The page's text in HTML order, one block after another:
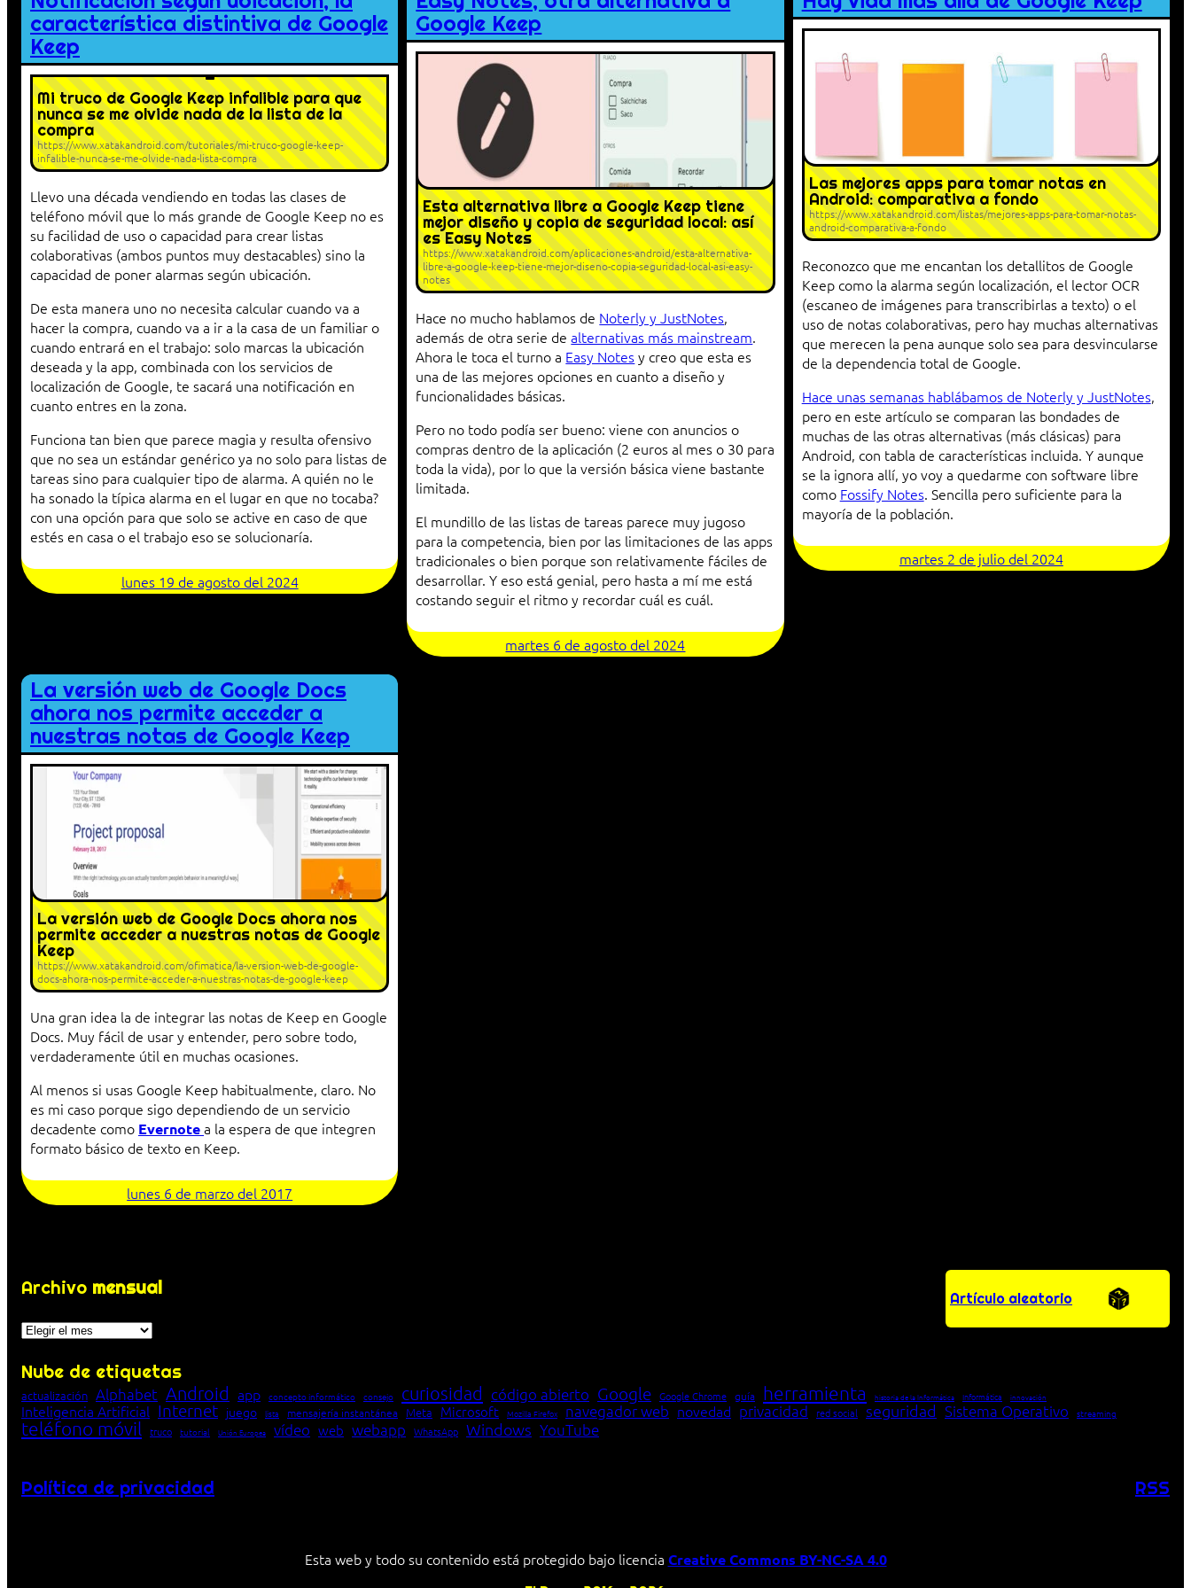
característica distintiva de Google
Keep
Mi truco de Google Keep infalible para que
nunca se me olvide nada de la lista de la
compra
https://www.xatakandroid.com/tutoriales/mi-truco-google-keep-
infalible-nunca-se-me-olvide-nada-lista-compra
Llevo una década vendiendo en todas las clases de
teléfono móvil que lo más grande de Google Keep no es
su facilidad de uso o capacidad para crear listas
colaborativas (ambos puntos muy destacables) sino la
capacidad de poner alarmas según ubicación.
De esta manera uno no necesita calcular cuando va a
hacer la compra, cuando va a ir a la casa de un familiar o
cuando entrará en el trabajo: solo marcas la ubicación
deseada y la app, combinada con los servicios de
localización de Google, te sacará una notificación en
cuanto entres en la zona.
Funciona tan bien que parece magia y resulta ofensivo
que no sea un estándar genérico ya no solo para listas de
tareas sino para cualquier tipo de alarma. A quién no le
ha sonado la típica alarma en el lugar en que no tocaba?
con una opción para que solo se active en caso de que
estés en casa o el trabajo eso se solucionaría.
lunes 19 de agosto del 2024
Google Keep
Esta alternativa libre a Google Keep tiene
mejor diseño y copia de seguridad local: así
es Easy Notes
https://www.xatakandroid.com/aplicaciones-android/esta-alternativa-
libre-a-google-keep-tiene-mejor-diseno-copia-seguridad-local-asi-easy-
notes
Hace no mucho hablamos de Noterly y JustNotes,
además de otra serie dealternativas más mainstream.
Ahora le toca el turno a Easy Notesy creo que esta es
una de las mejores opciones en cuanto a diseño y
funcionalidades básicas.
Pero no todo podía ser bueno: viene con anuncios o
compras dentro de la aplicación (2 euros al mes o 30 para
toda la vida), por lo que la versión básica viene bastante
limitada.
El mundillo de las listas de tareas parece muy jugoso
para la competencia, bien por las limitaciones de las apps
tradicionales o bien porque son relativamente fáciles de
desarrollar. Y eso está genial, pero hasta a mí me está
costando seguir el ritmo y recordar cuál es cuál.
martes 6 de agosto del 2024
Las mejores apps para tomar notas en
Android: comparativa a fondo
https://www.xatakandroid.com/listas/mejores-apps-para-tomar-notas-
android-comparativa-a-fondo
Reconozco que me encantan los detallitos de Google
Keep como la alarma según localización, el lector OCR
(escaneo de imágenes para transcribirlas a texto) o el
uso de notas colaborativas, pero hay muchas alternativas
que merecen la pena aunque solo sea para desvincularse
de la dependencia total de Google.
Hace unas semanas hablábamos de Noterly y JustNotes,
pero en este artículo se comparan las bondades de
muchas de las otras alternativas (más clásicas) para
Android, con tabla de características incluida. Y aunque
se la ignora allí, yo voy a quedarme con software libre
como Fossify Notes. Sencilla pero suficiente para la
mayoría de la población.
martes 2 de julio del 2024
La versión web de Google Docs
ahora nos permite acceder a
nuestras notas de Google Keep
La versión web de Google Docs ahora nos
permite acceder a nuestras notas de Google
Keep
https://www.xatakandroid.com/ofimatica/la-version-web-de-google-
docs-ahora-nos-permite-acceder-a-nuestras-notas-de-google-keep
Una gran idea la de integrar las notas de Keep en Google
Docs. Muy fácil de usar y entender, pero sobre todo,
verdaderamente útil en muchas ocasiones.
Al menos si usas Google Keep habitualmente, claro. No
es mi caso porque sigo dependiendo de un servicio
decadente como Evernotea la espera de que integren
formato básico de texto en Keep.
lunes 6 de marzo del 2017
Archivo mensual
Archivos
Artículo aleatorio
Nube de etiquetas
actualización Alphabet Android app concepto informático consejo curiosidad código abierto Google Google Chrome guía herramienta historia de la Informática Informática innovación
Inteligencia Artificial Internet juego lista mensajería instantánea Meta Microsoft Mozilla Firefox navegador web novedad privacidad red social seguridad Sistema Operativo streaming
teléfono móvil truco tutorial Unión Europea vídeo web webapp WhatsApp Windows YouTube
Política de privacidad RSS
Esta web y todo su contenido está protegido bajo licencia Creative Commons BY-NC-SA 4.0